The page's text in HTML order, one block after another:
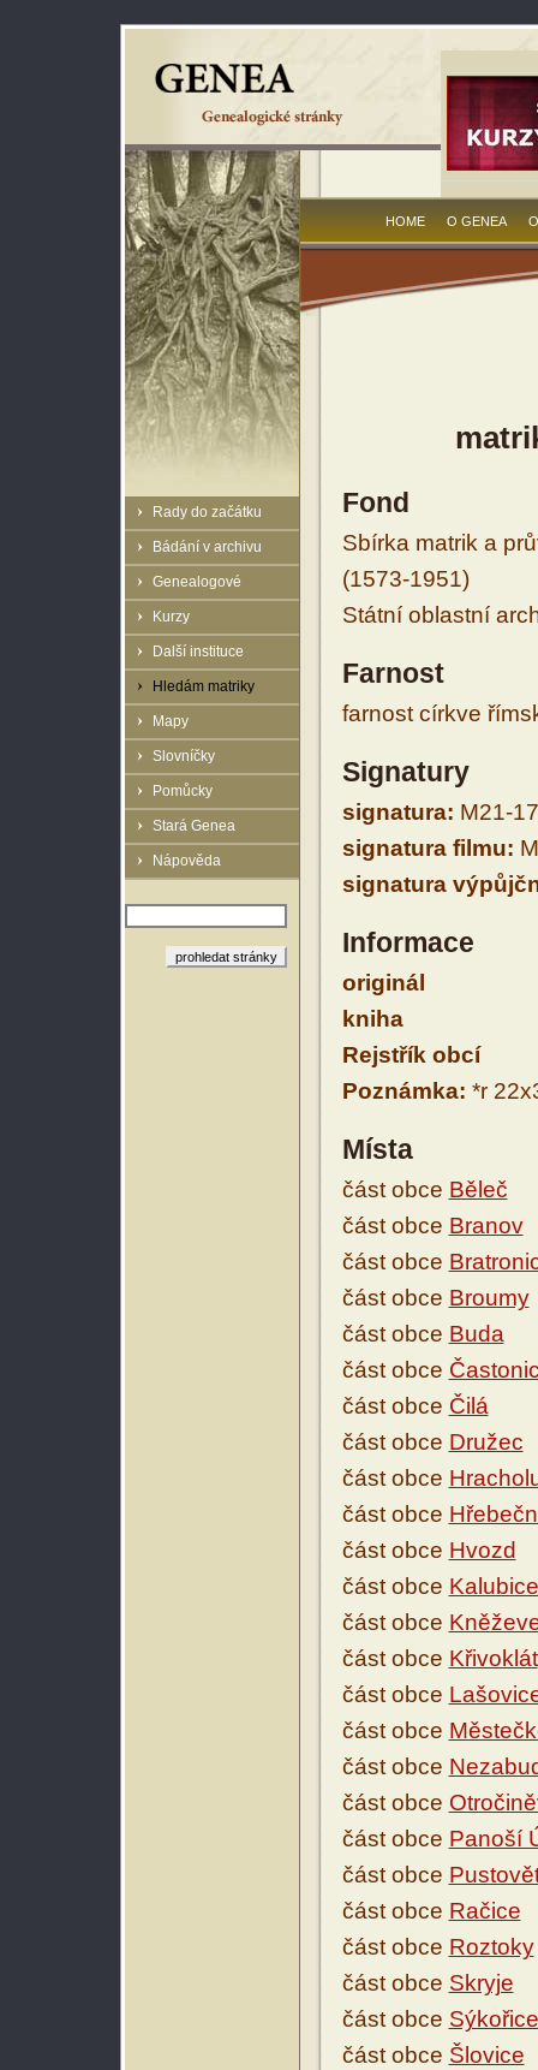
Rady do začátku
Bádání v archivu
Genealogové
Kurzy
Další instituce
Hledám matriky
Mapy
Slovníčky
Pomůcky
Stará Genea
Nápověda
HOME O GENEA
Fond
Sbírka matrik a
(1573-1951)
Státní oblastní
Farnost
farnost církve
Signatury
signatura: M21-
signatura filmu:
signatura
Informace
originál
kniha
Rejstřík obcí
Poznámka: *r
Místa
část obce Běleč
část obce Branov
část obce
část obce Broumy
část obce Buda
část obce
část obce Čilá
část obce Družec
část obce
část obce
část obce Hvozd
část obce Kalubice
část obce
část obce Křivoklát
část obce
část obce
část obce
část obce
část obce Panoší
část obce
část obce Račice
část obce Roztoky
část obce Skryje
část obce Sýkořice
část obce Šlovice